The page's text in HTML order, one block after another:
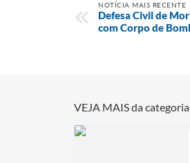
NOTÍCIA MAIS RECENTE
Defesa Civil de
com Corpo de
VEJA MAIS da categoria